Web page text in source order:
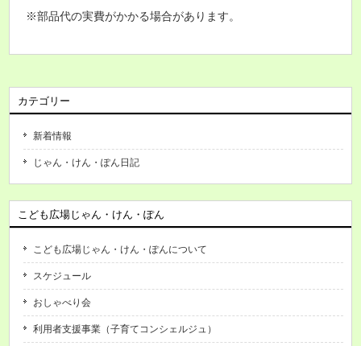
※部品代の実費がかかる場合があります。
カテゴリー
新着情報
じゃん・けん・ぽん日記
こども広場じゃん・けん・ぽん
こども広場じゃん・けん・ぽんについて
スケジュール
おしゃべり会
利用者支援事業（子育てコンシェルジュ）